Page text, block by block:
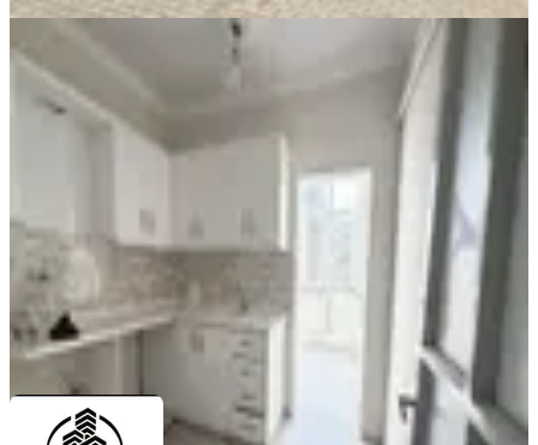
Çetin Gayrimenkul'den Çarsı Valilik
Arkası Kiralık 2+1 Ofis & Ev
Dulkadiroğlu, İsa Divanlı Mahallesi
01.08.2026
13.500 ₺
ÇETİN GAYRİMENKULÖzkan Çetin
Ara